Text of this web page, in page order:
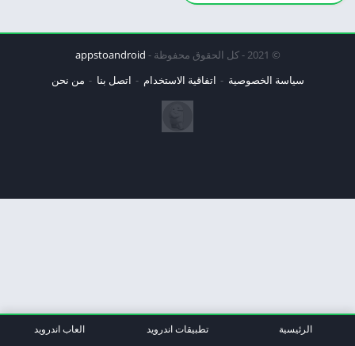
© 2021 - كل الحقوق محفوظة -
appstoandroid
سياسة الخصوصية
اتفاقية الاستخدام اتصل بنا من نحن
الرئيسية تطبيقات اندرويد العاب اندرويد